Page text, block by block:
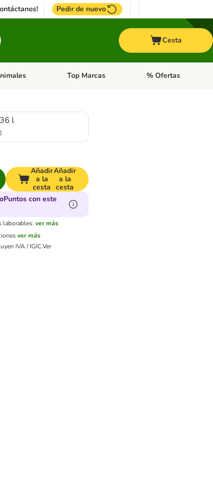
Pedir de nuevo
Cesta
y + abierto: PájarosMenú de categoria abierto: Otros animales
Top Marcas Menú de categoria
% Ofertas
l
Añadir
a la
cesta
Añadir
a la
cesta
con este
laborables: ver más
ver más
IVA / IGIC.Ver